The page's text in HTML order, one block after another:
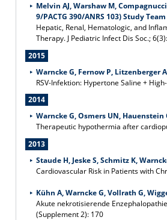
Melvin AJ, Warshaw M,
9/PACTG 390/ANRS 103) Study
Hepatic, Renal, Hematologic, and
Therapy. J Pediatric Infect Dis Soc.;
2015
Warncke G, Fernow P, Litzenberger
RSV-Infektion: Hypertone Saline +
2014
Warncke G, Osmers UN, Hauenstein
Therapeutic hypothermia after
2013
Staude H, Jeske S, Schmitz K,
Cardiovascular Risk in Patients with
Kühn A, Warncke G, Vollrath G,
Akute nekrotisierende
(Supplement 2): 170